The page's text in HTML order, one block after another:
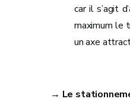
car il s’agit
maximum le
un axe
→ Le